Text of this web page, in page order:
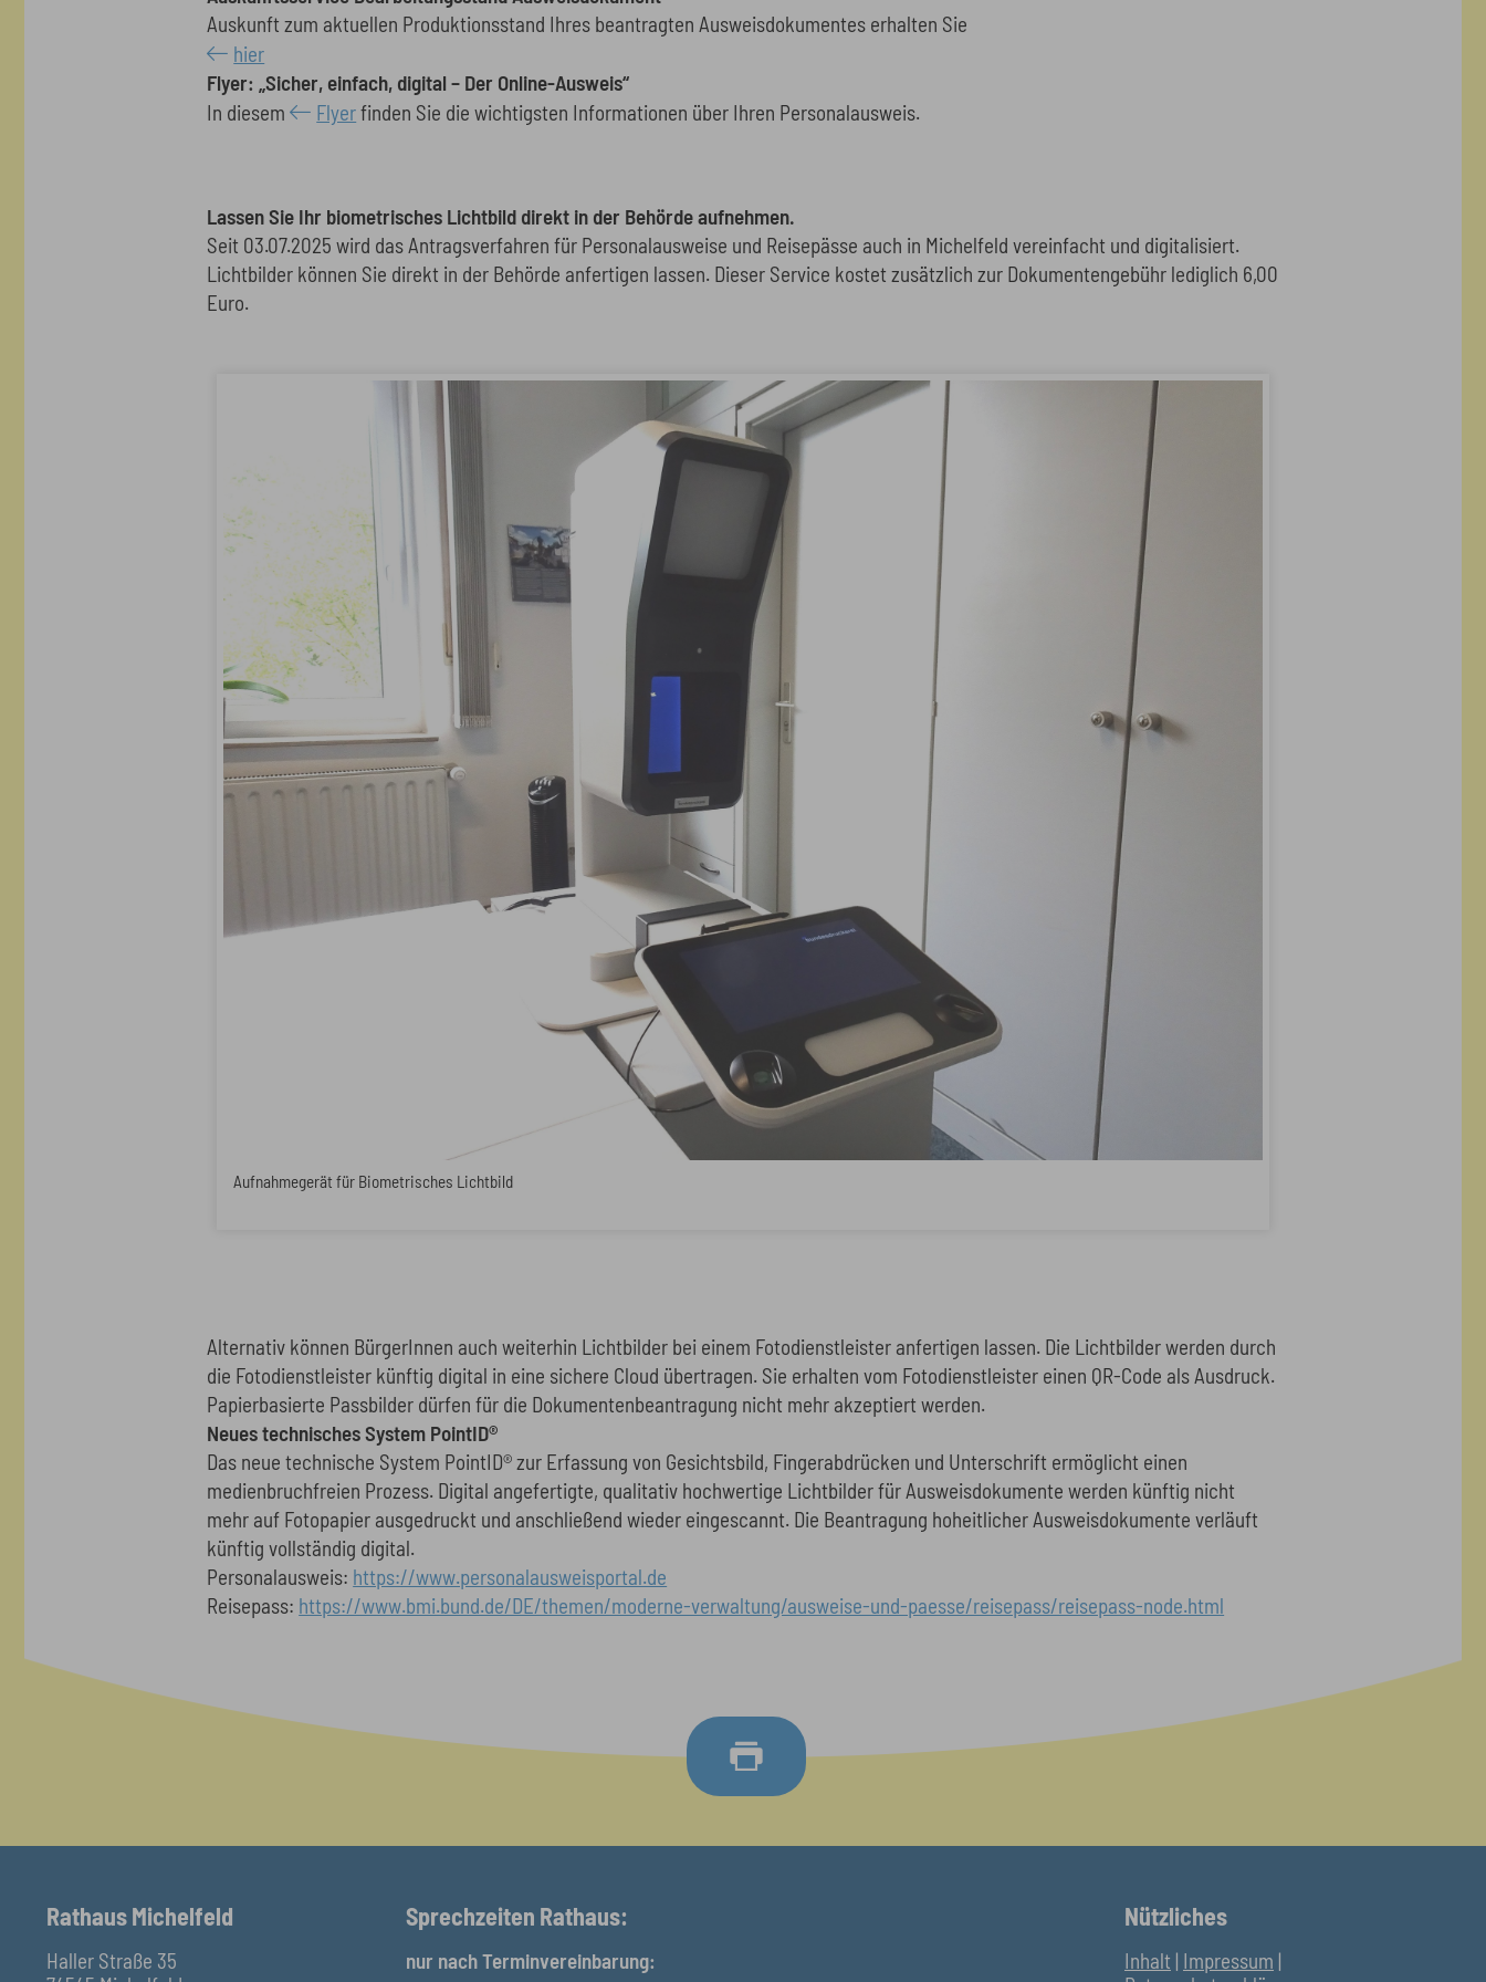
Auskunft zum aktuellen Produktionsstand Ihres beantragten Ausweisdokumentes erhalten Sie
hier
Flyer: „Sicher, einfach, digital – Der Online-Ausweis“
In diesem
Flyerfinden Sie die wichtigsten Informationen über Ihren Personalausweis.
Aufnahmegerät für Biometrisches Lichtbild
Lassen Sie Ihr biometrisches Lichtbild direkt in der Behörde aufnehmen.
Seit 03.07.2025 wird das Antragsverfahren für Personalausweise und Reisepässe auch in Michelfeld vereinfacht und digitalisiert.
Lichtbilder können Sie direkt in der Behörde anfertigen lassen. Dieser Service kostet zusätzlich zur Dokumentengebühr lediglich 6,00
Euro.
Alternativ können BürgerInnen auch weiterhin Lichtbilder bei einem Fotodienstleister anfertigen lassen. Die Lichtbilder werden durch
die Fotodienstleister künftig digital in eine sichere Cloud übertragen. Sie erhalten vom Fotodienstleister einen QR-Code als Ausdruck.
Papierbasierte Passbilder dürfen für die Dokumentenbeantragung nicht mehr akzeptiert werden.
Neues technisches System PointID®
Das neue technische System PointID® zur Erfassung von Gesichtsbild, Fingerabdrücken und Unterschrift ermöglicht einen
medienbruchfreien Prozess. Digital angefertigte, qualitativ hochwertige Lichtbilder für Ausweisdokumente werden künftig nicht
mehr auf Fotopapier ausgedruckt und anschließend wieder eingescannt. Die Beantragung hoheitlicher Ausweisdokumente verläuft
künftig vollständig digital.
Personalausweis: https://www.personalausweisportal.de
Reisepass: https://www.bmi.bund.de/DE/themen/moderne-verwaltung/ausweise-und-paesse/reisepass/reisepass-node.html
Rathaus Michelfeld
Haller Straße 35
Sprechzeiten Rathaus:
nur nach Terminvereinbarung:
Nützliches
Inhalt | Impressum |